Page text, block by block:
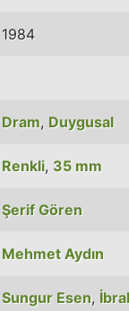
1984
Dram, Duygusal
Renkli, 35 mm
Şerif Gören
Mehmet Aydın
Sungur Esen,